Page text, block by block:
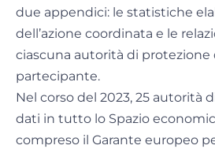
due appendici: le statistiche
dell’azione coordinata e le
ciascuna autorità di protezione
partecipante.
Nel corso del 2023, 25 autorità
dati in tutto lo Spazio
compreso il Garante europeo